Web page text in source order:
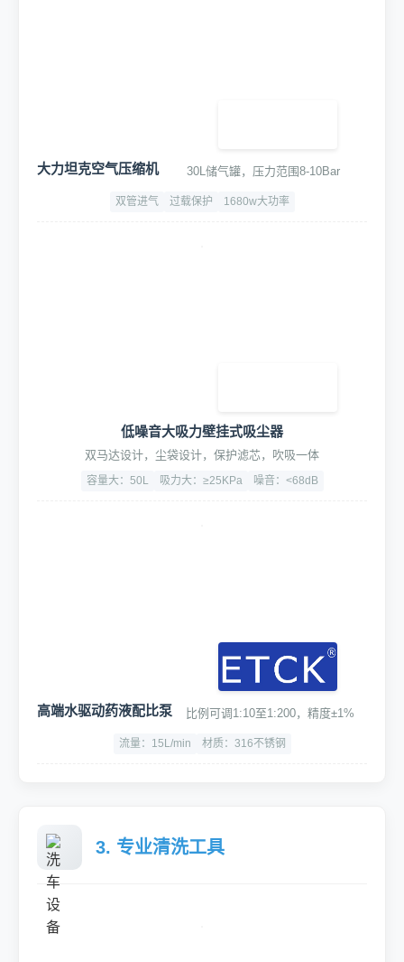
大力坦克空气压缩机 30L储气罐，压力范围8-10Bar
双管进气 过载保护 1680w大功率
低噪音大吸力壁挂式吸尘器
双马达设计，尘袋设计，保护滤芯，吹吸一体
容量大：50L 吸力大：≥25KPa 噪音：<68dB
高端水驱动药液配比泵 比例可调1:10至1:200，精度±1%
流量：15L/min 材质：316不锈钢
3. 专业清洗工具